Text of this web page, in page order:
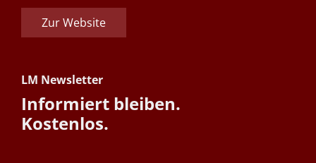
Zur Website
LM Newsletter
Informiert bleiben.
Kostenlos.